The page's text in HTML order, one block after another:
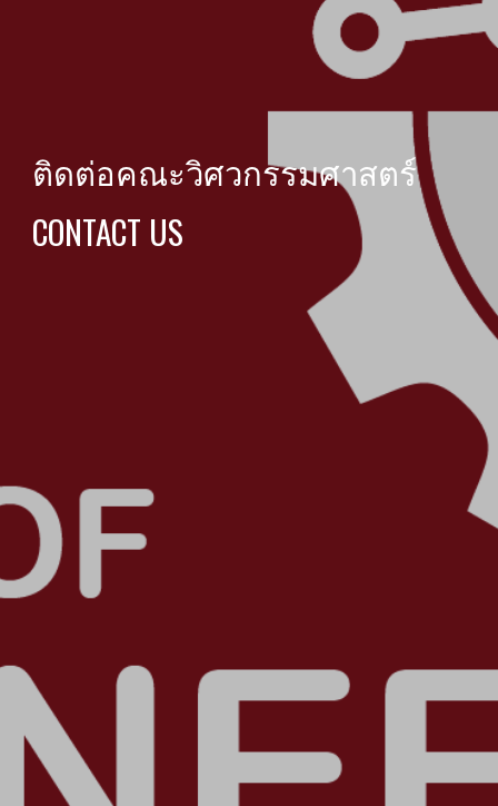
ติดต่อคณะวิศวกรรมศาสตร์
CONTACT US